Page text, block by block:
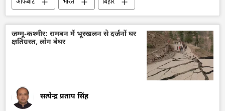
ऑफबीट भारत
बिहार
कैद की सजा
जेल की सजा दुर्घटना
जम्मू-कश्मीर: रामबन में भूस्खलन से दर्जनों घर
क्षतिग्रस्त, लोग बेघर
सत्येन्द्र प्रताप सिंह